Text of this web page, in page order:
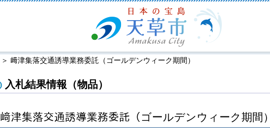
＞ 﨑津集落交通誘導業務委託（ゴールデンウィーク期間）
入札結果情報（物品）
﨑津集落交通誘導業務委託（ゴールデンウィーク期間